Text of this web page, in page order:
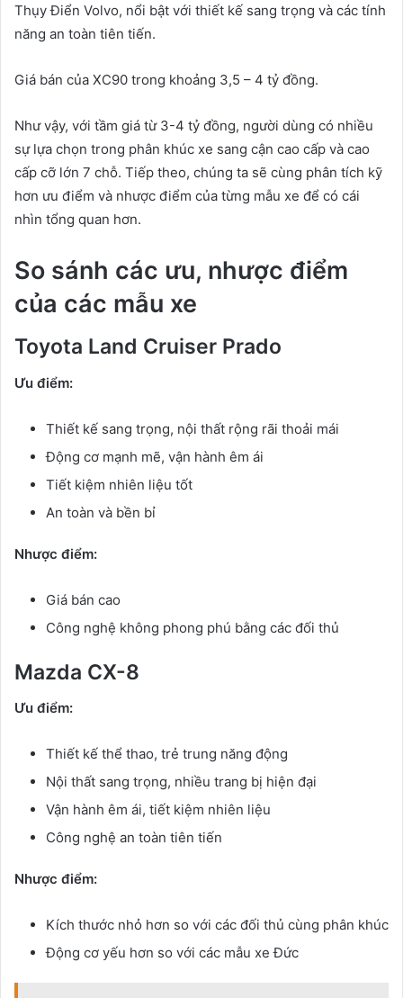
Thụy Điển Volvo, nổi bật với thiết kế sang trọng và các tính
năng an toàn tiên tiến.
Giá bán của XC90 trong khoảng 3,5 – 4 tỷ đồng.
Như vậy, với tầm giá từ 3-4 tỷ đồng, người dùng có nhiều
sự lựa chọn trong phân khúc xe sang cận cao cấp và cao
cấp cỡ lớn 7 chỗ. Tiếp theo, chúng ta sẽ cùng phân tích kỹ
hơn ưu điểm và nhược điểm của từng mẫu xe để có cái
nhìn tổng quan hơn.
So sánh các ưu, nhược điểm
của các mẫu xe
Toyota Land Cruiser Prado
Ưu điểm:
Thiết kế sang trọng, nội thất rộng rãi thoải mái
Động cơ mạnh mẽ, vận hành êm ái
Tiết kiệm nhiên liệu tốt
An toàn và bền bỉ
Nhược điểm:
Giá bán cao
Công nghệ không phong phú bằng các đối thủ
Mazda CX-8
Ưu điểm:
Thiết kế thể thao, trẻ trung năng động
Nội thất sang trọng, nhiều trang bị hiện đại
Vận hành êm ái, tiết kiệm nhiên liệu
Công nghệ an toàn tiên tiến
Nhược điểm:
Kích thước nhỏ hơn so với các đối thủ cùng phân khúc
Động cơ yếu hơn so với các mẫu xe Đức